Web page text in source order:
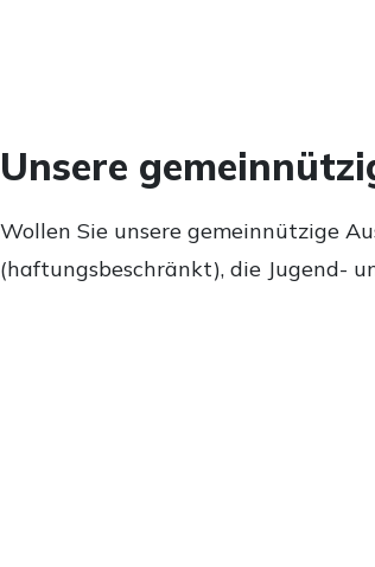
Unsere
Wollen Sie unsere gemeinnützige
(haftungsbeschränkt), die Jugend-